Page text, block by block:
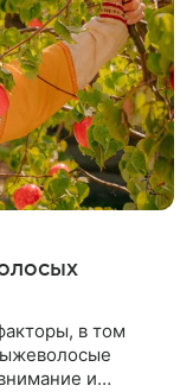
в том
и